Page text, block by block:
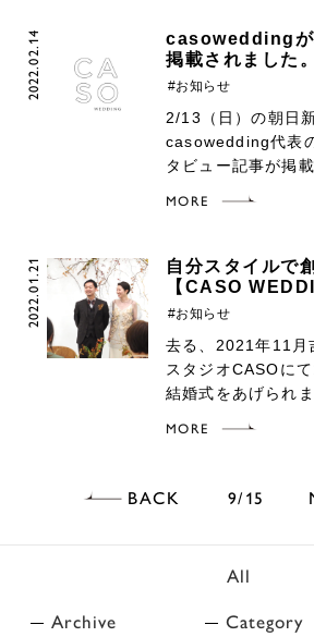
All
Archive
Category
2022.02.14
casoweddingが
掲載されました。
#お知らせ
2/13（日）の朝日新
casowedding代表
タビュー記事が掲
MORE
2022.01.21
自分スタイルで
【CASO
#お知らせ
去る、2021年11月
スタジオCASOに
結婚式をあげられ
MORE
BACK 9 15